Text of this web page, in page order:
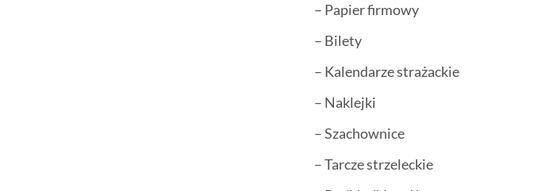
– Papier firmowy
– Bilety
– Kalendarze strażackie
– Naklejki
– Szachownice
– Tarcze strzeleckie